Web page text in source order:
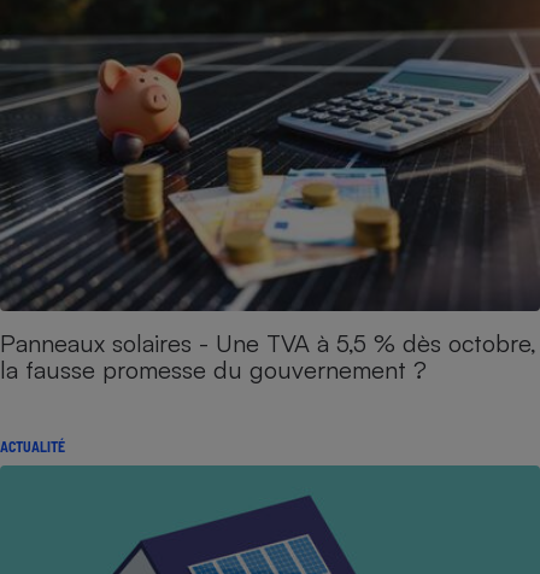
Panneaux solaires - Une TVA à 5,5 % dès octobre,
la fausse promesse du gouvernement ?
ACTUALITÉ